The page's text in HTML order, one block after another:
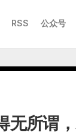
RSS 公众号
无所谓